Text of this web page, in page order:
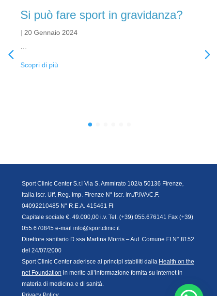
Si può fare sport in gravidanza?
| 20 Gennaio 2024
Scopri di più
Sport Clinic Center S.r.l Via S. Ammirato 102/a 50136 Firenze,
Italia Iscr. Uff. Reg. Imp. Firenze N° Iscr. Im./P.IVA/C.F.
04092210485 N° R.E.A. 415461 FI
Capitale sociale €. 49.000,00 i.v. Tel. (+39) 055.676141 Fax (+39)
055.670845 e-mail info@sportclinic.it
Direttore sanitario D.ssa Martina Morris – Aut. Comune FI N° 8152
del 24/07/2000
Sport Clinic Center aderisce ai principi stabiliti dalla Health on the
net Foundation in merito all’informazione fornita su internet in
materia di medicina e di sanità.